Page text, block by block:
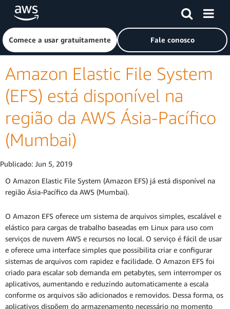
Pular para o conteúdo principal
Clique aqui para voltar à página inicial da Amazon Web
Comece a usar gratuitamente Fale conosco
Amazon Elastic File System
(EFS) está disponível na
região da AWS Ásia-Pacífico
(Mumbai)
Publicado: Jun 5, 2019
O Amazon Elastic File System (Amazon EFS) já está disponível na
região Ásia-Pacífico da AWS (Mumbai).
O Amazon EFS oferece um sistema de arquivos simples, escalável e
elástico para cargas de trabalho baseadas em Linux para uso com
serviços de nuvem AWS e recursos no local. O serviço é fácil de usar
e oferece uma interface simples que possibilita criar e configurar
sistemas de arquivos com rapidez e facilidade. O Amazon EFS foi
criado para escalar sob demanda em petabytes, sem interromper os
aplicativos, aumentando e reduzindo automaticamente a escala
conforme os arquivos são adicionados e removidos. Dessa forma, os
aplicativos dispõem do armazenamento necessário no momento